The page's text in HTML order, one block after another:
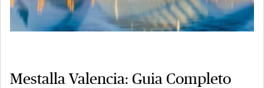
Mestalla Valencia: Guia Completo